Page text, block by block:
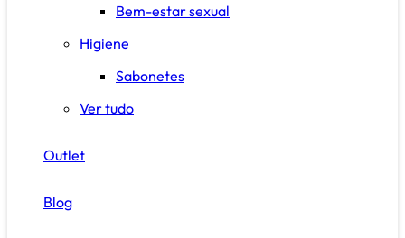
Bem-estar sexual
Higiene
Sabonetes
Ver tudo
Outlet
Blog